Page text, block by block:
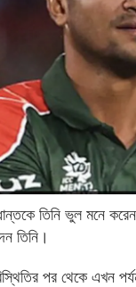
তিনি ভুল মনে
তিনি।
পর থেকে এখন